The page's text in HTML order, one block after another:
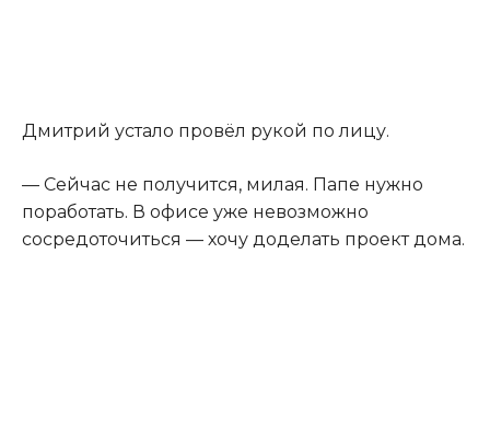
Дмитрий устало провёл рукой по лицу.
— Сейчас не получится, милая. Папе нужно
поработать. В офисе уже невозможно
сосредоточиться — хочу доделать проект дома.